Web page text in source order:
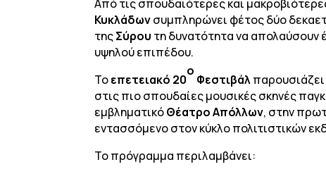
Από τις σπουδαιότερες και
Κυκλάδωνσυμπληρώνει φέτος δύο
τηςΣύρου τη δυνατότητα να απολαύσουν
υψηλού επιπέδου.
Τοεπετειακό 20
ο
Φεστιβάλ
στις πιο σπουδαίες μουσικές σκηνές
εμβληματικόΘέατρο Απόλλων, στην
εντασσόμενο στον κύκλο πολιτιστικών
Το πρόγραμμα περιλαμβάνει: